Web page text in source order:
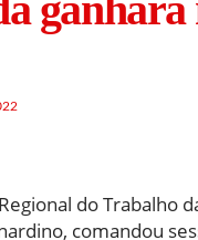
do Trabalho
comandou